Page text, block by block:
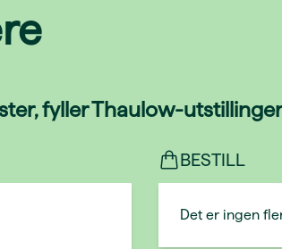
fyller Thaulow-
BESTILL
Det er ingen